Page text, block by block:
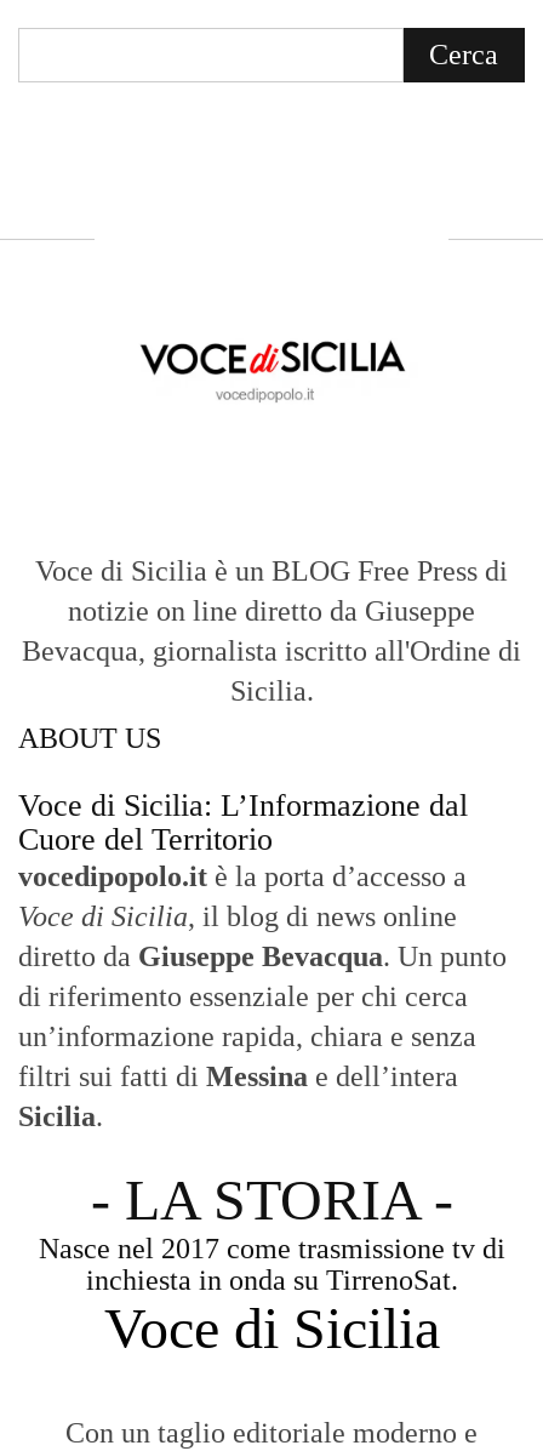
Voce di Sicilia è un BLOG Free Press di
notizie on line diretto da Giuseppe
Bevacqua, giornalista iscritto all'Ordine di
Sicilia.
ABOUT US
Voce di Sicilia: L’Informazione dal
Cuore del Territorio
vocedipopolo.it è la porta d’accesso a
Voce di Sicilia, il blog di news online
diretto da Giuseppe Bevacqua. Un punto
di riferimento essenziale per chi cerca
un’informazione rapida, chiara e senza
filtri sui fatti di Messina e dell’intera
Sicilia.
- LA STORIA -
Nasce nel 2017 come trasmissione tv di
inchiesta in onda su TirrenoSat.
Voce di Sicilia
Con un taglio editoriale moderno e